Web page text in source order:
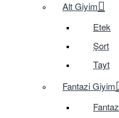
Alt Giyim
Etek
Şort
Tayt
Fantazi Giyim